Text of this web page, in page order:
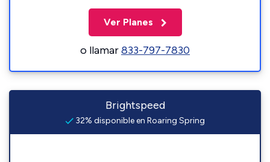
Ver Planes
o llamar833-797-7830
Brightspeed
32% disponible en Roaring Spring